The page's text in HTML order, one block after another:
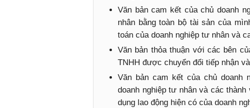
Văn bản cam kết của chủ doanh
nhân bằng toàn bộ tài sản của
toán của doanh nghiệp tư nhân và
Văn bản thỏa thuận với các bên
TNHH được chuyển đổi tiếp nhận
Văn bản cam kết của chủ doanh
doanh nghiệp tư nhân và các
dụng lao động hiện có của doanh